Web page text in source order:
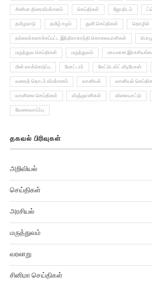
சினிமா திரைவிமர்சனம் செய்திகள் ஜோதிடம்
தமிழநாடு தமிழ் ஈழம் துளி செய்திகள் தொழில்
நல்லவர்களாக்கப்பட்ட இந்திராகாந்தி கொலையாளிகள்
மருத்துவ செய்திகள் மருத்துவம் மாயமான
மின் வாக்கெடுப்பு மோட்டார் லேட்டெஸ்ட் வீடியோஸ்
வலைத் தொடர் விமர்சனம் வானியல் வானியல்
வானிலை செய்திகள் விஞ்ஞானிகள் விளையாட்டு
வேலைவாய்ப்பு
தகவல் பிரிவுகள்
அறிவியல்
செய்திகள்
அரசியல்
மருத்துவம்
வரலாறு
சினிமா செய்திகள்